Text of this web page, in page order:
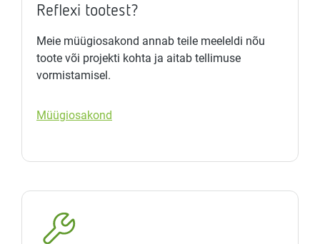
Reflexi tootest?
Meie müügiosakond annab teile meeleldi nõu
toote või projekti kohta ja aitab tellimuse
vormistamisel.
Müügiosakond